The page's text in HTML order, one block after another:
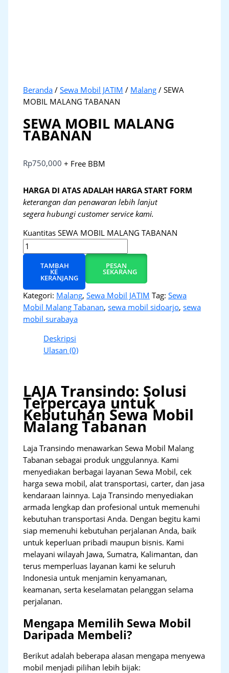
Beranda /Sewa Mobil JATIM / Malang / SEWA
MOBIL MALANG TABANAN
SEWA MOBIL MALANG
TABANAN
Rp750,000 + Free BBM
HARGA DI ATAS ADALAH HARGA START FORM
keterangan dan penawaran lebih lanjut
segera hubungi customer service kami.
Kuantitas SEWA MOBIL MALANG TABANAN
TAMBAH
KE
KERANJANG
PESAN
SEKARANG
Kategori: Malang,Sewa Mobil JATIM Tag:Sewa
Mobil Malang Tabanan,sewa mobil sidoarjo,sewa
mobil surabaya
Deskripsi
Ulasan (0)
LAJA Transindo: Solusi
Terpercaya untuk
Kebutuhan Sewa Mobil
Malang Tabanan
Laja Transindo menawarkan Sewa Mobil Malang
Tabanan sebagai produk unggulannya. Kami
menyediakan berbagai layanan Sewa Mobil, cek
harga sewa mobil, alat transportasi, carter, dan jasa
kendaraan lainnya. Laja Transindo menyediakan
armada lengkap dan profesional untuk memenuhi
kebutuhan transportasi Anda. Dengan begitu kami
siap memenuhi kebutuhan perjalanan Anda, baik
untuk keperluan pribadi maupun bisnis. Kami
melayani wilayah Jawa, Sumatra, Kalimantan, dan
terus memperluas layanan kami ke seluruh
Indonesia untuk menjamin kenyamanan,
keamanan, serta keselamatan pelanggan selama
perjalanan.
Mengapa Memilih Sewa Mobil
Daripada Membeli?
Berikut adalah beberapa alasan mengapa menyewa
mobil menjadi pilihan lebih bijak: